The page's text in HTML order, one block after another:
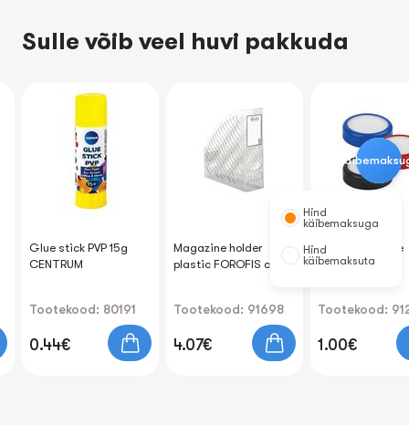
Sulle võib veel huvi pakkuda
Glue stick PVP 15g
CENTRUM
Tootekood: 80191
0.44€
Magazine holder
plastic FOROFIS clear
Tootekood: 91698
4.07€
Finger moisture
Tootekood:
1.00€
Hind
käibemaksuga
Hind
käibemaksuta